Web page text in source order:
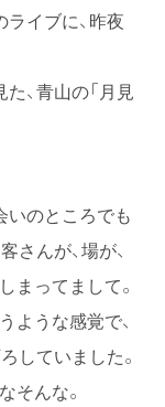
イブに、昨夜
、青山の「月見
いのところでも
さんが、場が、
まってまして。
ような感覚で、
していました。
そんな。